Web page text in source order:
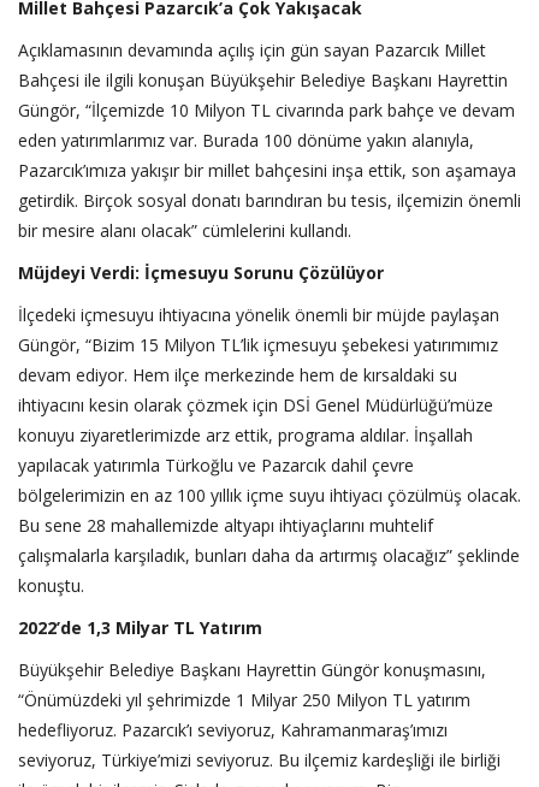
Millet Bahçesi Pazarcık’a Çok Yakışacak
Açıklamasının devamında açılış için gün sayan Pazarcık Millet
Bahçesi ile ilgili konuşan Büyükşehir Belediye Başkanı Hayrettin
Güngör, “İlçemizde 10 Milyon TL civarında park bahçe ve devam
eden yatırımlarımız var. Burada 100 dönüme yakın alanıyla,
Pazarcık’ımıza yakışır bir millet bahçesini inşa ettik, son aşamaya
getirdik. Birçok sosyal donatı barındıran bu tesis, ilçemizin önemli
bir mesire alanı olacak” cümlelerini kullandı.
Müjdeyi Verdi: İçmesuyu Sorunu Çözülüyor
İlçedeki içmesuyu ihtiyacına yönelik önemli bir müjde paylaşan
Güngör, “Bizim 15 Milyon TL’lik içmesuyu şebekesi yatırımımız
devam ediyor. Hem ilçe merkezinde hem de kırsaldaki su
ihtiyacını kesin olarak çözmek için DSİ Genel Müdürlüğü’müze
konuyu ziyaretlerimizde arz ettik, programa aldılar. İnşallah
yapılacak yatırımla Türkoğlu ve Pazarcık dahil çevre
bölgelerimizin en az 100 yıllık içme suyu ihtiyacı çözülmüş olacak.
Bu sene 28 mahallemizde altyapı ihtiyaçlarını muhtelif
çalışmalarla karşıladık, bunları daha da artırmış olacağız” şeklinde
konuştu.
2022’de 1,3 Milyar TL Yatırım
Büyükşehir Belediye Başkanı Hayrettin Güngör konuşmasını,
“Önümüzdeki yıl şehrimizde 1 Milyar 250 Milyon TL yatırım
hedefliyoruz. Pazarcık’ı seviyoruz, Kahramanmaraş’ımızı
seviyoruz, Türkiye’mizi seviyoruz. Bu ilçemiz kardeşliği ile birliği